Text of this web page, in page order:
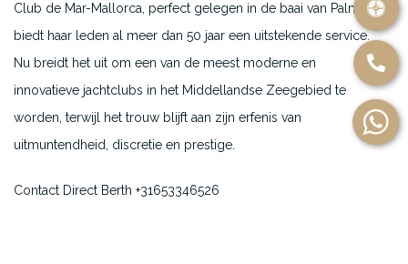
Club de Mar-Mallorca, perfect gelegen in de baai van Palma,
biedt haar leden al meer dan 50 jaar een uitstekende service.
Nu breidt het uit om een van de meest moderne en
innovatieve jachtclubs in het Middellandse Zeegebied te
worden, terwijl het trouw blijft aan zijn erfenis van
uitmuntendheid, discretie en prestige.
Contact Direct Berth +31653346526